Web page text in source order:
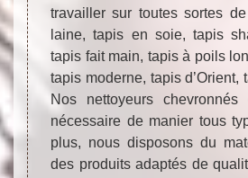
travailler sur toutes sortes
laine, tapis en soie, tapis
tapis fait main, tapis à poils
tapis moderne, tapis d’Orient,
Nos nettoyeurs
nécessaire de manier tous
plus, nous disposons du
des produits adaptés de